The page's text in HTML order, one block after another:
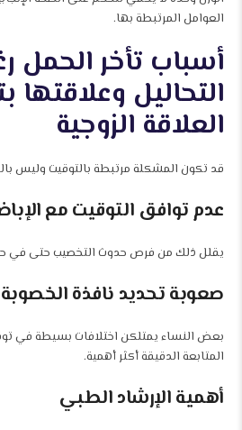
العوامل المرتبطة بها.
أسباب تأخر الحمل
التحاليل وعلاقتها
العلاقة الزوجية
قد تكون المشكلة مرتبطة بالتوقيت وليس
عدم توافق التوقيت مع
يقلل ذلك من فرص حدوث التخصيب حتى في
صعوبة تحديد نافذة الخصوبة
بعض النساء يمتلكن اختلافات بسيطة في
المتابعة الدقيقة أكثر أهمية.
أهمية الإرشاد الطبي